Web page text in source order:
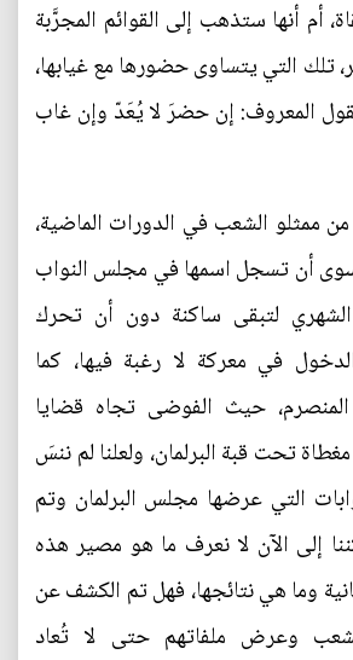
أم أنها ستذهب إلى القوائم المجرَّبة
تلك التي يتساوى حضورها مع غيابها،
المعروف: إن حضرَ لا يُعَدّ وإن غاب
ممثلو الشعب في الدورات الماضية،
سوى أن تسجل اسمها في مجلس النواب
لتبقى ساكنة دون أن تحرك
في معركة لا رغبة فيها، كما
حيث الفوضى تجاه قضايا
تحت قبة البرلمان، ولعلنا لم ننسَ
التي عرضها مجلس البرلمان وتم
إلى الآن لا نعرف ما هو مصير هذه
وما هي نتائجها، فهل تم الكشف عن
وعرض ملفاتهم حتى لا تُعاد